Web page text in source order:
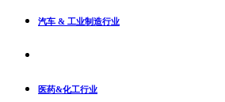
汽车 & 工业制造行业
医药&化工行业